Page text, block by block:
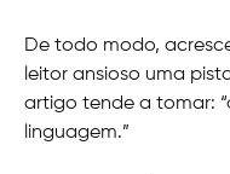
De todo modo,
leitor ansioso uma
artigo tende a tomar:
linguagem.”